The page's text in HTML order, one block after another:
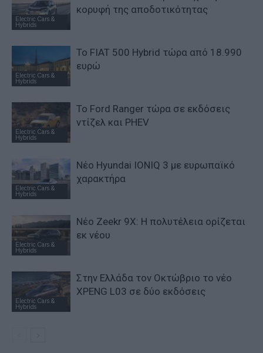
Electric Cars &
Hybrids
κορυφή της αποδοτικότητας
Electric Cars &
Hybrids
Το FIAT 500 Hybrid τώρα από 18.990
ευρώ
Electric Cars &
Hybrids
Το Ford Ranger τώρα σε εκδόσεις
ντίζελ και PHEV
Electric Cars &
Hybrids
Νέο Hyundai IONIQ 3 με ευρωπαϊκό
χαρακτήρα
Electric Cars &
Hybrids
Νέο Zeekr 9X: Η πολυτέλεια ορίζεται
εκ νέου
Electric Cars &
Hybrids
Στην Ελλάδα τον Οκτώβριο το νέο
XPENG L03 σε δύο εκδόσεις